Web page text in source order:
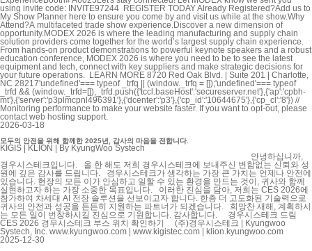
using invite code: INVITE97244 REGISTER TODAY Already Registered?Add us to
My Show Planner here to ensure you come by and visit us while at the show.Why
Attend?A multifaceted trade show experience.Discover a new dimension of
opportunity.MODEX 2026 is where the leading manufacturing and supply chain
solution providers come together for the world’s largest supply chain experience.
From hands‑on product demonstrations to powerful keynote speakers and a robust
education conference, MODEX 2026 is where you need to be to see the latest
equipment and tech, connect with key suppliers and make strategic decisions for
your future operations. LEARN MORE 8720 Red Oak Blvd. | Suite 201 | Charlotte,
NC 28217'undefined'=== typeof _trfq || (window._trfq = []);'undefined'=== typeof
_trfd && (window._trfd=[]),_trfd.push({'tccl.baseHost':'secureserver.net'},{'ap':'cpbh-
mt'},{'server':'p3plmcpnl496391'},{'dcenter':'p3'},{'cp_id':'10644675'},{'cp_cl':'8'}) //
Monitoring performance to make your website faster. If you want to opt-out, please
contact web hosting support.
2026-03-18
모두의 안전을 위해 함께한 2025년, 감사의 마음을 전합니다.
KIGIS | KLION | By KyungWoo Systech
경우시스테크입니다. 올 한 해도 저희 경우시스테크에 보내주신 변함없는 신뢰와 성
원에 깊은 감사를 드립니다. 경우시스테크가 생각하는 가장 큰 가치는 언제나 안전에
있습니다. 현장의 모든 이가 안심하고 일할 수 있는 환경을 만드는 것이, 귀사와 함께
실현하고자 하는 가장 소중한 목표입니다. 이러한 진심을 담아, 저희는 CES 2026에
참가하여 차세대 AI 전장 솔루션을 선보이고자 합니다. 한층 더 고도화된 기술력으로
귀사의 안전과 성공을 든든히 지원하는 파트너가 되겠습니다. 희망찬 새해, 계획하시
는 모든 일이 번창하시길 진심으로 기원합니다. 감사합니다. 경우시스테크 드림
CES 2026 경우시스테크 부스 위치 확인하기 (주)경우시스테크 | Kyungwoo
Systech, Inc. www.kyungwoo.com | www.kigistec.com | klion.kyungwoo.com
2025-12-30